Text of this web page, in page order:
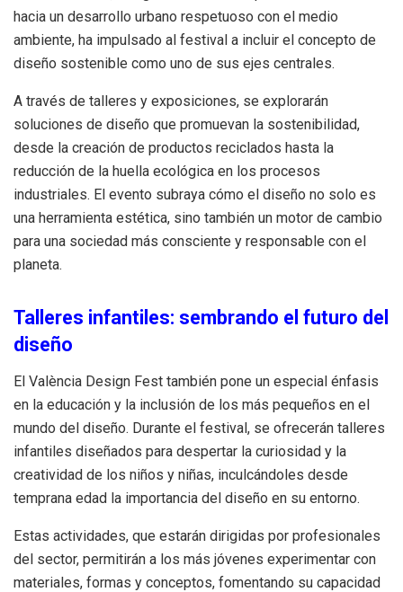
hacia un desarrollo urbano respetuoso con el medio
ambiente, ha impulsado al festival a incluir el concepto de
diseño sostenible como uno de sus ejes centrales.
A través de talleres y exposiciones, se explorarán
soluciones de diseño que promuevan la sostenibilidad,
desde la creación de productos reciclados hasta la
reducción de la huella ecológica en los procesos
industriales. El evento subraya cómo el diseño no solo es
una herramienta estética, sino también un motor de cambio
para una sociedad más consciente y responsable con el
planeta.
Talleres infantiles: sembrando el futuro del
diseño
El València Design Fest también pone un especial énfasis
en la educación y la inclusión de los más pequeños en el
mundo del diseño. Durante el festival, se ofrecerán talleres
infantiles diseñados para despertar la curiosidad y la
creatividad de los niños y niñas, inculcándoles desde
temprana edad la importancia del diseño en su entorno.
Estas actividades, que estarán dirigidas por profesionales
del sector, permitirán a los más jóvenes experimentar con
materiales, formas y conceptos, fomentando su capacidad